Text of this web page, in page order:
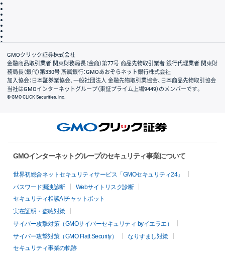
会社案内
GMOクリック証券株式会社
金融商品取引業者 関東財務局長（金商）第77号 商品先物取引業者 銀行代理業者 関東財
務局長（銀代）第330号 所属銀行：GMOあおぞらネット銀行株式会社
加入協会：日本証券業協会、一般社団法人 金融先物取引業協会、日本商品先物取引協会
当社はGMOインターネットグループ（東証プライム上場9449）のメンバーです。
© GMO CLICK Securities, Inc.
GMOインターネットグループのセキュリティ事業について
世界初総合ネットセキュリティサービス「GMOセキュリティ24」
パスワード漏洩診断
Webサイトリスク診断
セキュリティ相談AIチャットボット
実在証明・盗聴対策
サイバー攻撃対策（GMOサイバーセキュリティ byイエラエ）
サイバー攻撃対策（GMO Flatt Security）
なりすまし対策
セキュリティ事業の軌跡